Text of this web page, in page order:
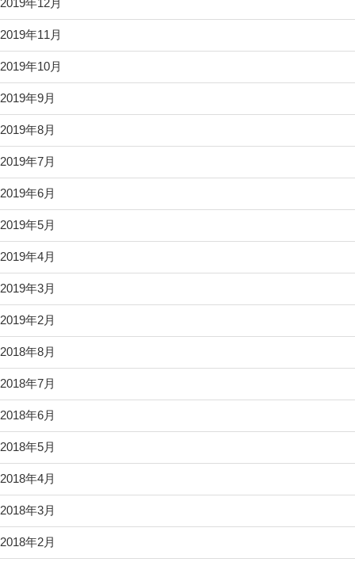
2019年12月
2019年11月
2019年10月
2019年9月
2019年8月
2019年7月
2019年6月
2019年5月
2019年4月
2019年3月
2019年2月
2018年8月
2018年7月
2018年6月
2018年5月
2018年4月
2018年3月
2018年2月